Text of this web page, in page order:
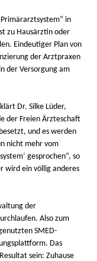
in
zu Hausärztin oder
Eindeutiger Plan von
der Arztpraxen
der Versorgung am
Dr. Silke Lüder,
der Freien Ärzteschaft
und es werden
nicht mehr vom
gesprochen“, so
wird ein völlig anderes
der
Also zum
SMED-
Das
sein: Zuhause